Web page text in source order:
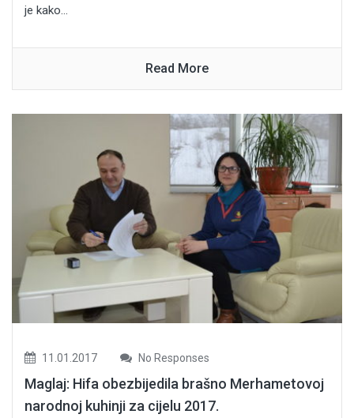
je kako...
Read More
11.01.2017 No Responses
Maglaj: Hifa obezbijedila brašno Merhametovoj
narodnoj kuhinji za cijelu 2017.